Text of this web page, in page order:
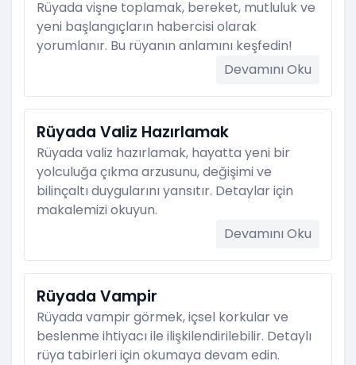
Rüyada vişne toplamak, bereket, mutluluk ve
yeni başlangıçların habercisi olarak
yorumlanır. Bu rüyanın anlamını keşfedin!
Devamını Oku
Rüyada Valiz Hazırlamak
Rüyada valiz hazırlamak, hayatta yeni bir
yolculuğa çıkma arzusunu, değişimi ve
bilinçaltı duygularını yansıtır. Detaylar için
makalemizi okuyun.
Devamını Oku
Rüyada Vampir
Rüyada vampir görmek, içsel korkular ve
beslenme ihtiyacı ile ilişkilendirilebilir. Detaylı
rüya tabirleri için okumaya devam edin.